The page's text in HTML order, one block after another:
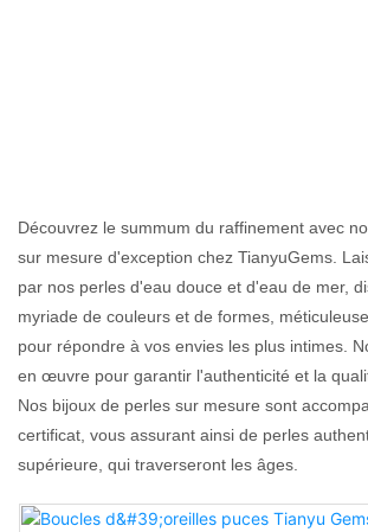
Découvrez le summum du raffinement avec
sur mesure d'exception chez TianyuGems.
par nos perles d'eau douce et d'eau de mer,
myriade de couleurs et de formes,
pour répondre à vos envies les plus intimes.
en œuvre pour garantir l'authenticité et la
Nos bijoux de perles sur mesure sont
certificat, vous assurant ainsi de perles
supérieure, qui traverseront les âges.